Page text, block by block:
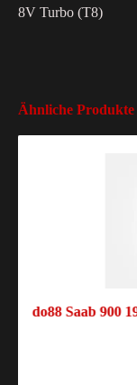
8V Turbo (T8)
Ähnliche Produkte
do88 Saab 900